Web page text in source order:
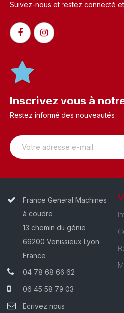
Suivez-nous et restez connecté
Inscrivez vous à
Restez informé des nouveautés
France General Machines
à coudre
13 chemin du génie
69200 Venissieux Lyon
France
04 78 68 66 62
06 45 58 79 03
Ecrivez nous